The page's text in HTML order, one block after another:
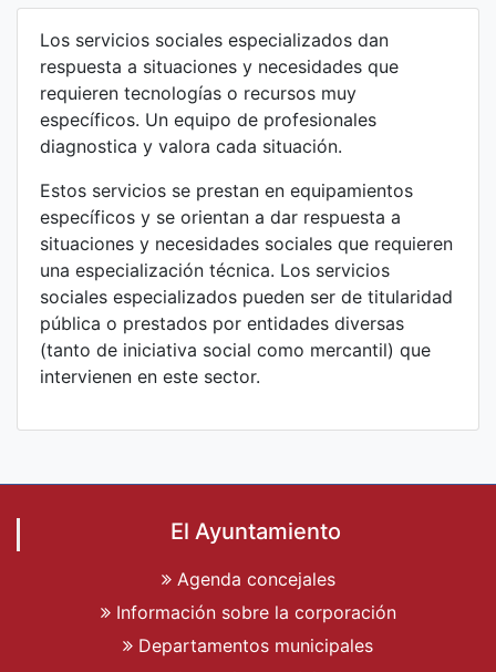
Los servicios sociales especializados dan
respuesta a situaciones y necesidades que
requieren tecnologías o recursos muy
específicos. Un equipo de profesionales
diagnostica y valora cada situación.
Estos servicios se prestan en equipamientos
específicos y se orientan a dar respuesta a
situaciones y necesidades sociales que requieren
una especialización técnica. Los servicios
sociales especializados pueden ser de titularidad
pública o prestados por entidades diversas
(tanto de iniciativa social como mercantil) que
intervienen en este sector.
El Ayuntamiento
Agenda concejales
Información sobre la corporación
Departamentos municipales